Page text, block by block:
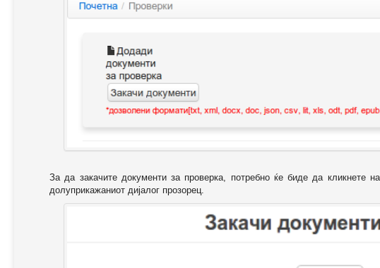
За да закачите документи за проверка, потребно ќе биде да кликнете
долуприкажаниот дијалог прозорец.